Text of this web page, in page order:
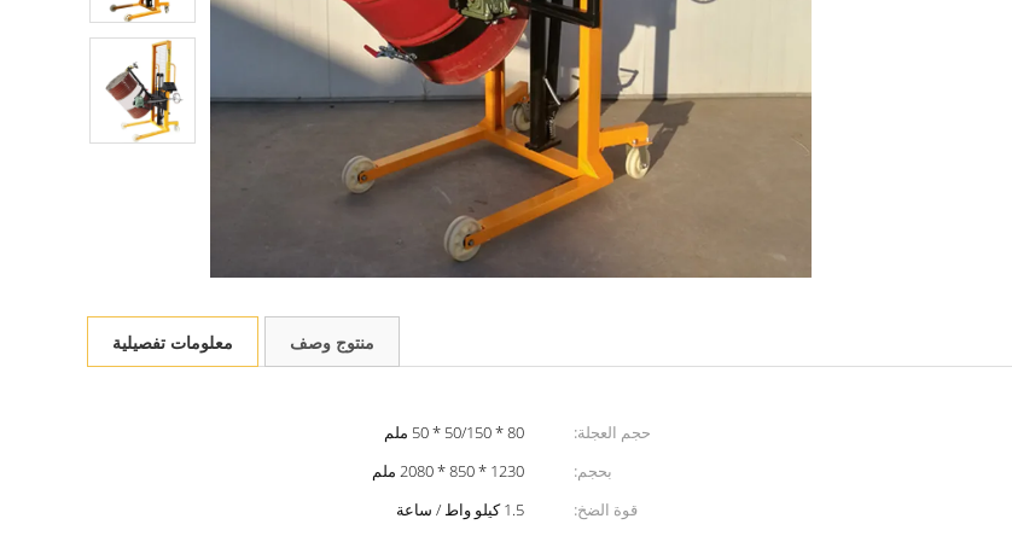
معلومات تفصيلية منتوج وصف
حجم العجلة:
80 * 50/150 * 50 ملم
بحجم:
1230 * 850 * 2080 ملم
قوة الضخ:
1.5 كيلو واط / ساعة